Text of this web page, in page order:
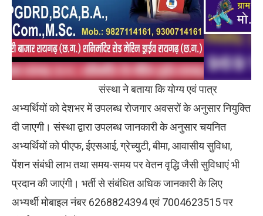
संस्था ने बताया कि योग्य एवं पात्र
अभ्यर्थियों को देशभर में उपलब्ध रोजगार अवसरों के अनुसार नियुक्ति
दी जाएगी। संस्था द्वारा उपलब्ध जानकारी के अनुसार चयनित
अभ्यर्थियों को पीएफ, ईएसआई, ग्रेच्युटी, बीमा, आवासीय सुविधा,
पेंशन संबंधी लाभ तथा समय-समय पर वेतन वृद्धि जैसी सुविधाएं भी
प्रदान की जाएंगी। भर्ती से संबंधित अधिक जानकारी के लिए
अभ्यर्थी मोबाइल नंबर 6268824394 एवं 7004623515 पर